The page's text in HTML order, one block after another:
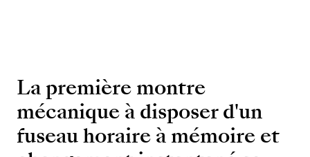
La première montre
mécanique à disposer d'un
fuseau horaire à mémoire et